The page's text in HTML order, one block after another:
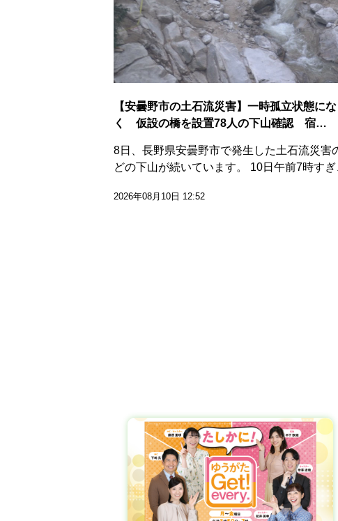
【安曇野市の土石流災害】一時孤立状態に
く 仮設の橋を設置78人の下山確認 宿…
8日、長野県安曇野市で発生した土石流災害
どの下山が続いています。 10日午前7時す
2026年08月10日 12:52